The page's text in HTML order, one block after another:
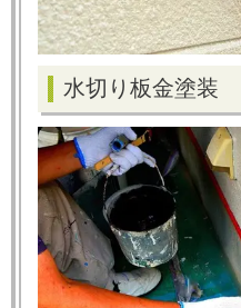
水切り板金塗装